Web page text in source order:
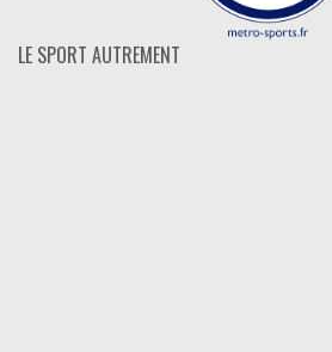
LE SPORT AUTREMENT